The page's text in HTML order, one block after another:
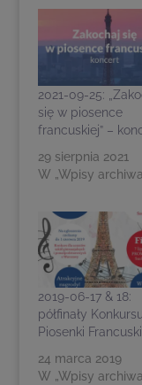
2021-09-25:
się w piosence
francuskiej” –
29 sierpnia 2021
W „Wpisy
2019-06-17 & 18:
półfinały Konkursu
Piosenki
24 marca 2019
W „Wpisy